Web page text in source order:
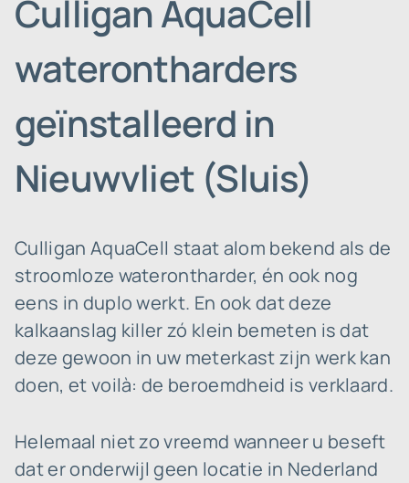
Culligan AquaCell
waterontharders
geïnstalleerd in
Nieuwvliet (Sluis)
Culligan AquaCell staat alom bekend als de
stroomloze waterontharder, én ook nog
eens in duplo werkt. En ook dat deze
kalkaanslag killer zó klein bemeten is dat
deze gewoon in uw meterkast zijn werk kan
doen, et voilà: de beroemdheid is verklaard.
Helemaal niet zo vreemd wanneer u beseft
dat er onderwijl geen locatie in Nederland